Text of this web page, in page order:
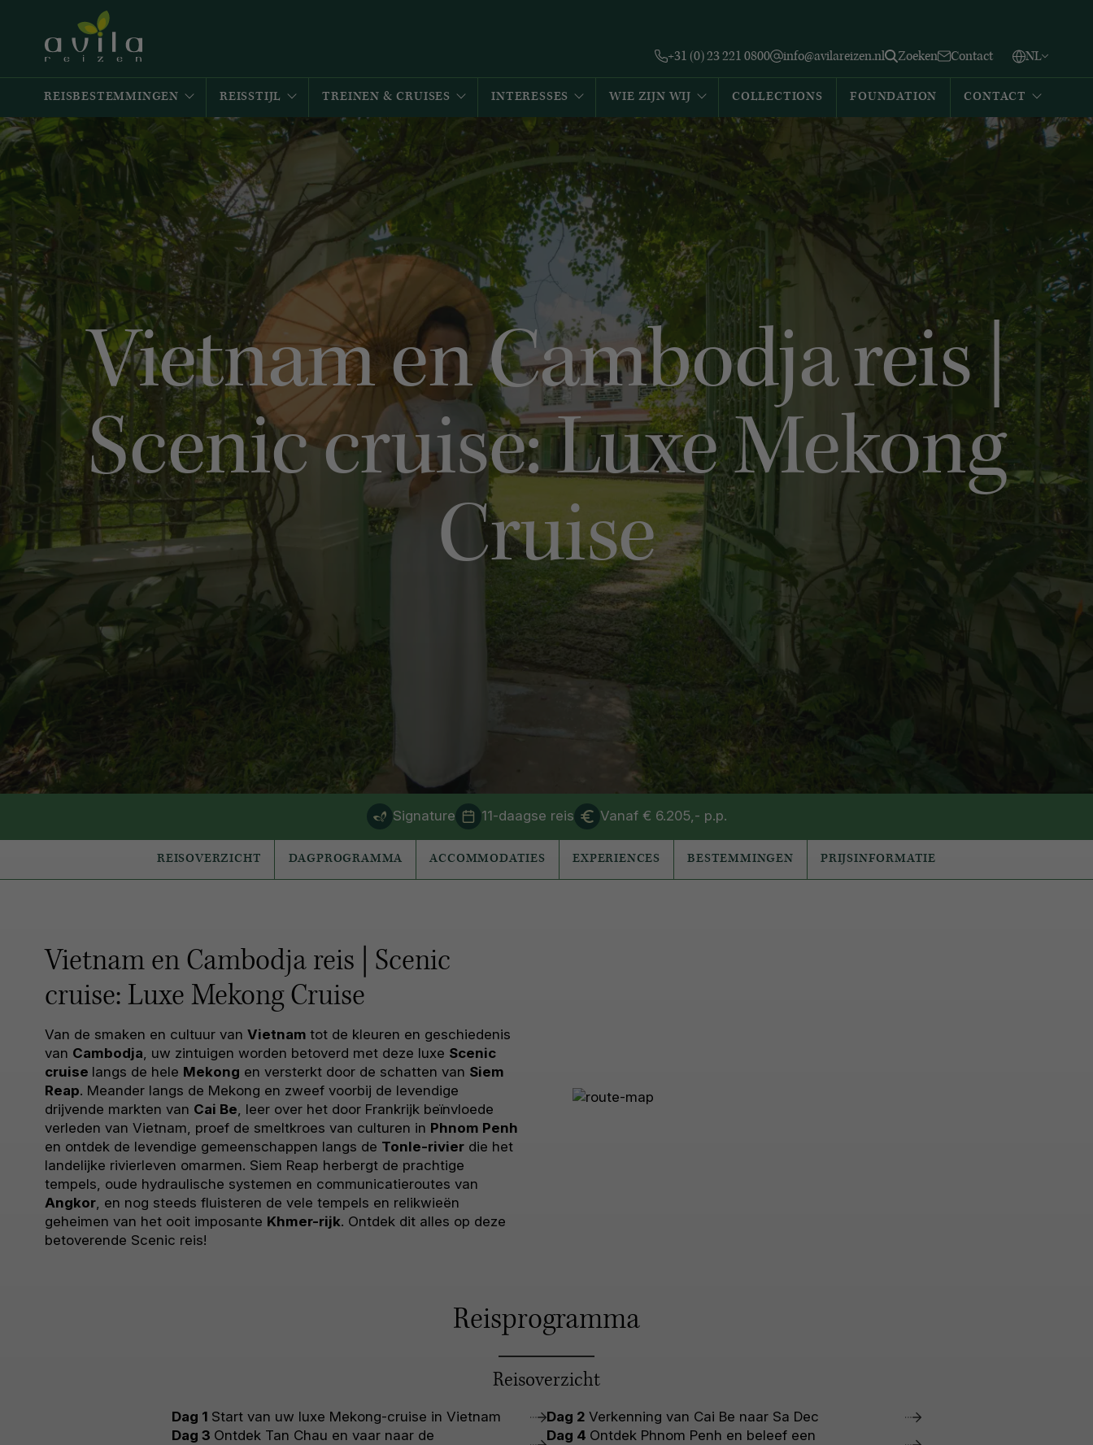
+31 (0) 23 221 0800 info@avilareizen.nl Zoeken Contact NL
Español
REISBESTEMMINGEN REISSTIJL TREINEN & CRUISES INTERESSES WIE ZIJN WIJ COLLECTIONS FOUNDATION CONTACT
Vietnam en Cambodja reis |
Scenic cruise: Luxe Mekong
Cruise
Signature 11-daagse reis Vanaf € 6.205,- p.p.
REISOVERZICHT DAGPROGRAMMA ACCOMMODATIES EXPERIENCES BESTEMMINGEN PRIJSINFORMATIE
Vietnam en Cambodja reis | Scenic
cruise: Luxe Mekong Cruise
Van de smaken en cultuur van Vietnam tot de kleuren en geschiedenis
van Cambodja , uw zintuigen worden betoverd met deze luxe Scenic
cruise langs de hele Mekong en versterkt door de schatten van Siem
Reap. Meander langs de Mekong en zweef voorbij de levendige
drijvende markten van Cai Be , leer over het door Frankrijk beïnvloede
verleden van Vietnam, proef de smeltkroes van culturen in Phnom Penh
en ontdek de levendige gemeenschappen langs de Tonle-rivier die het
landelijke rivierleven omarmen. Siem Reap herbergt de prachtige
tempels, oude hydraulische systemen en communicatieroutes van
Angkor , en nog steeds fluisteren de vele tempels en relikwieën
geheimen van het ooit imposante Khmer-rijk. Ontdek dit alles op deze
betoverende Scenic reis!
Reisprogramma
Reisoverzicht
Dag 1 Start van uw luxe Mekong-cruise in Vietnam Dag 2 Verkenning van Cai Be naar Sa Dec
Dag 3 Ontdek Tan Chau en vaar naar de
Dag 4 Ontdek Phnom Penh en beleef een